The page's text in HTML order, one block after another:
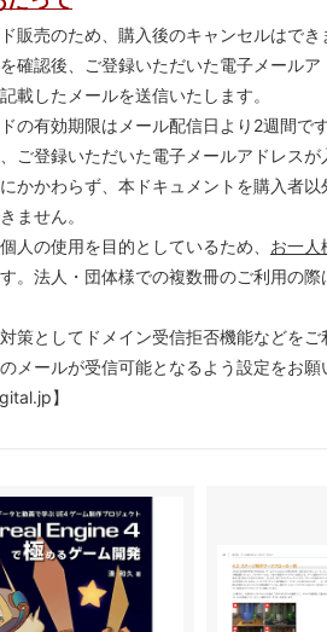
販売のため、購入後のキャンセルはでき
を確認後、ご登録いただいた電子メール
載したメールを送信いたします。
ドの有効期限はメール配信日より2週間で
、ご登録いただいた電子メールアドレスが
にかかわらず、本ドキュメントを購入者
ません。
人の使用を目的としているため、 お一人
。法人・団体様での複数冊のご利用の際
対策としてドメイン受信拒否機能などを
メールが受信可能となるよう設定をお
】